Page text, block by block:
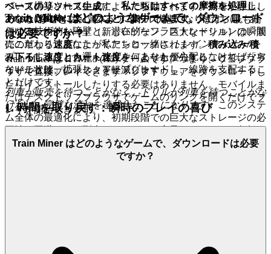
ベースのリソース生成によって駆動されます。列車が静止し
ている1秒ごとに、資本がアイドル状態になります。最も高
価なアップグレード（新しいゾーン、巨大なドリル）は、販
売の単なる速度によってアンロックされます。積み込み/積
み下ろし速度とカート速度を何よりも優先することで、「ア
イドル状態」のリスクを軽減します。
列車が販売を待つことがなく、ドリルが列車を待つことがな
ければ、完璧な流れを達成したことになります。このシステ
ム全体の最適化により、初期段階での巨大なストレージの必
要性が回避され、列車はストレージ容量（またはその欠如）
が関係なくなるほど十分に速くリソースを販売します。主要
ストレージから移動時間
づいて構築されています。私たちはすべての摩擦を処理し、
あなたは純粋に楽しむことに集中できます。私たちは、あ
らゆる技術的な障壁と、潜在的なフラストレーションの瞬間
にこだわり、あなたが私たちと一緒にトレインマイナーを
プレイすることを選んだとき、あなたが心配しなければなら
ないことは、拡張し、アップグレードし、線路を支配するこ
とだけです。
1. 時間を取り戻す：瞬時のプレイの喜び
資源です。現代生活は、注意を容赦なく奪う泥棒であり、私
たちは技術的な摩擦があなたの求める逃避の瞬間を奪うこと
のブラウザ内でゲームを瞬時にロードします。これが私たち
Train Miner はどのようなゲームで、ダウンロード
は必要ですか？
Train Miner は HTML5 (H5) ゲームです。つまり、ウェブブラ
ウザで直接プレイできます！ソフトウェアをダウンロードし
たりインストールしたりする必要はありません。モバイルま
たはデスクトップブラウザでゲームのリンクを開くだけでプ
レイを開始できます。
Train Miner はどのようなゲームで、ダウンロードは必要
ですか？